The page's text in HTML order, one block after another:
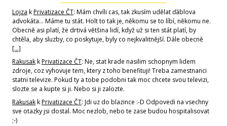
Lojza kPrivatizace ČT: Mám chvíli cas, tak zkusím udělat ďáblova
advokáta... Máme tu stát. Holt to tak je, někomu se to líbí, někomu ne.
Obecně asi platí, že drtivá většina lidí, když už si ten stát platí, by
chtěla, aby sluzby, co poskytuje, byly co nejkvalitnější. Dále obecně
[…]
RakusakkPrivatizace ČT: Ne, stat krade nasilim schopnym lidem
zdroje, coz vyhovuje tem, ktery z toho benefituji! Treba zamestnanci
statni televize. Pokud ty a tobe podobni tak moc chcete svou televizi,
slozte se a kupte si ji. Nebo si ji zalozte.
RakusakkPrivatizace ČT: Jdi uz do blazince :-D Odpovedi na vsechny
sve otazky jsi dostal. Moc nezlob, nebo te zase budou hospitalisovat
;-)